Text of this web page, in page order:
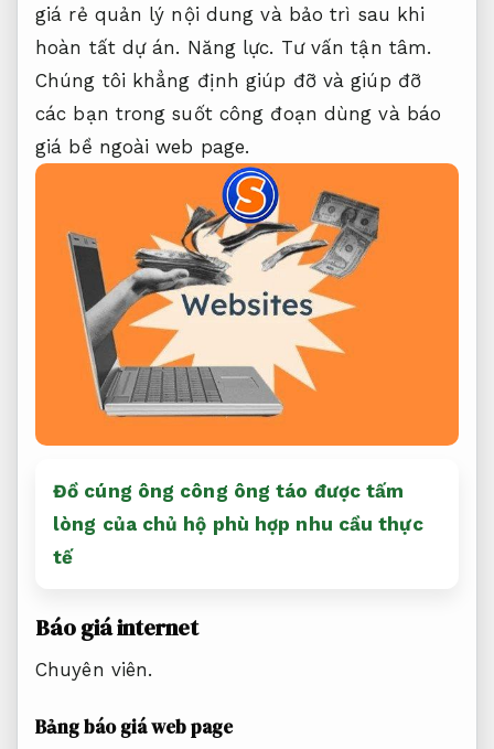
giá rẻ quản lý nội dung và bảo trì sau khi
hoàn tất dự án. Năng lực. Tư vấn tận tâm.
Chúng tôi khẳng định giúp đỡ và giúp đỡ
các bạn trong suốt công đoạn dùng và báo
giá bề ngoài web page.
Đồ cúng ông công ông táo được tấm
lòng của chủ hộ phù hợp nhu cầu thực
tế
Báo giá internet
Chuyên viên.
Bảng báo giá web page